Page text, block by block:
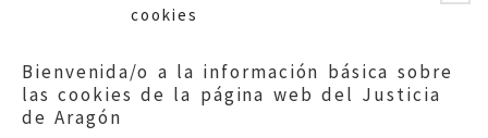
cookies
Bienvenida/o a la información básica sobre
las cookies de la página web del Justicia
de Aragón